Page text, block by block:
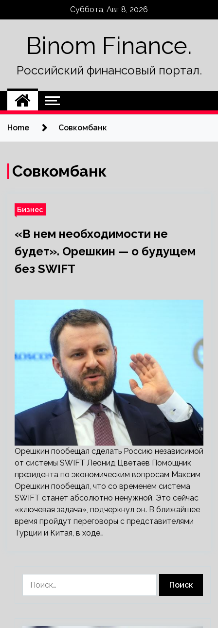
Суббота, Авг 8, 2026
Binom Finance.
Российский финансовый портал.
Home Совкомбанк
Совкомбанк
Бизнес
«В нем необходимости не
будет». Орешкин — о будущем
без SWIFT
Орешкин пообещал сделать Россию независимой
от системы SWIFT Леонид Цветаев Помощник
президента по экономическим вопросам Максим
Орешкин пообещал, что со временем система
SWIFT станет абсолютно ненужной. Это сейчас
«ключевая задача», подчеркнул он. В ближайшее
время пройдут переговоры с представителями
Турции и Китая, в ходе…